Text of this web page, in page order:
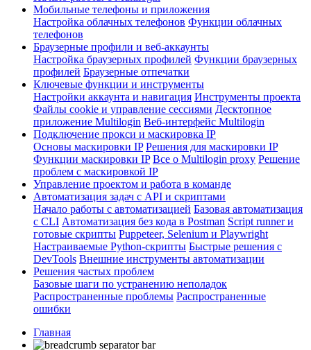
Мобильные телефоны и приложения
Настройка облачных телефонов Функции облачных
телефонов
Браузерные профили и веб-аккаунты
Настройка браузерных профилей Функции браузерных
профилей Браузерные отпечатки
Ключевые функции и инструменты
Настройки аккаунта и навигация Инструменты проекта
Файлы cookie и управление сессиями Десктопное
приложение Multilogin Веб-интерфейс Multilogin
Подключение прокси и маскировка IP
Основы маскировки IP Решения для маскировки IP
Функции маскировки IP Все о Multilogin proxy Решение
проблем с маскировкой IP
Управление проектом и работа в команде
Автоматизация задач с API и скриптами
Начало работы с автоматизацией Базовая автоматизация
с CLI Автоматизация без кода в Postman Script runner и
готовые скрипты Puppeteer, Selenium и Playwright
Настраиваемые Python-скрипты Быстрые решения с
DevTools Внешние инструменты автоматизации
Решения частых проблем
Базовые шаги по устранению неполадок
Распространенные проблемы Распространенные
ошибки
Главная